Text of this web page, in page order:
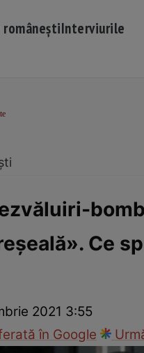
Interviurile
Ce
2021 3:55
în Google